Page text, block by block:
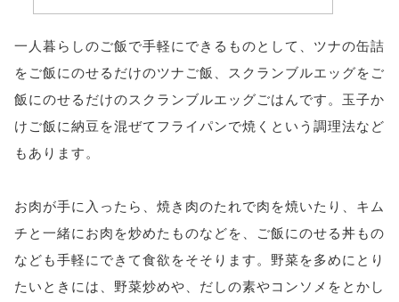
一人暮らしのご飯で手軽にできるものとして、ツナの缶詰
をご飯にのせるだけのツナご飯、スクランブルエッグをご
飯にのせるだけのスクランブルエッグごはんです。玉子か
けご飯に納豆を混ぜてフライパンで焼くという調理法など
もあります。
お肉が手に入ったら、焼き肉のたれで肉を焼いたり、キム
チと一緒にお肉を炒めたものなどを、ご飯にのせる丼もの
なども手軽にできて食欲をそそります。野菜を多めにとり
たいときには、野菜炒めや、だしの素やコンソメをとかし